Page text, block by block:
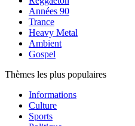
Années 90
Trance
Heavy Metal
Ambient
Gospel
Thèmes les plus populaires
Informations
Culture
Sports